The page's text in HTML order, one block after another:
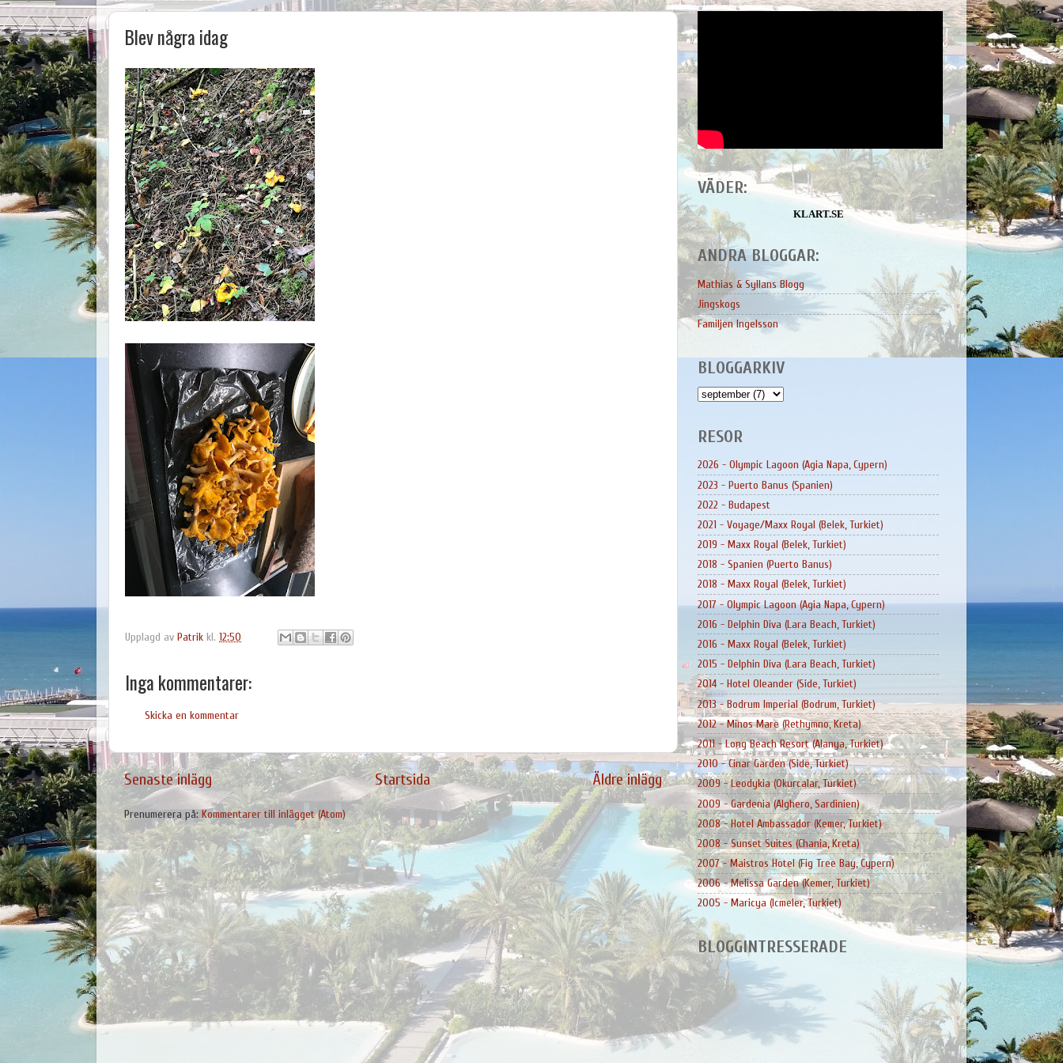
Blev några idag
Upplagd av Patrik kl. 12:50
Inga kommentarer:
Skicka en kommentar
Senaste inlägg Äldre inlägg
Startsida
Prenumerera på: Kommentarer till inlägget (Atom)
VÄDER:
KLART.SE
ANDRA BLOGGAR:
Mathias & Syllans Blogg
Jingskogs
Familjen Ingelsson
BLOGGARKIV
RESOR
2026 - Olympic Lagoon (Agia Napa, Cypern)
2023 - Puerto Banus (Spanien)
2022 - Budapest
2021 - Voyage/Maxx Royal (Belek, Turkiet)
2019 - Maxx Royal (Belek, Turkiet)
2018 - Spanien (Puerto Banus)
2018 - Maxx Royal (Belek, Turkiet)
2017 - Olympic Lagoon (Agia Napa, Cypern)
2016 - Delphin Diva (Lara Beach, Turkiet)
2016 - Maxx Royal (Belek, Turkiet)
2015 - Delphin Diva (Lara Beach, Turkiet)
2014 - Hotel Oleander (Side, Turkiet)
2013 - Bodrum Imperial (Bodrum, Turkiet)
2012 - Minos Mare (Rethymno, Kreta)
2011 - Long Beach Resort (Alanya, Turkiet)
2010 - Cinar Garden (Side, Turkiet)
2009 - Leodykia (Okurcalar, Turkiet)
2009 - Gardenia (Alghero, Sardinien)
2008 - Hotel Ambassador (Kemer, Turkiet)
2008 - Sunset Suites (Chania, Kreta)
2007 - Maistros Hotel (Fig Tree Bay, Cypern)
2006 - Melissa Garden (Kemer, Turkiet)
2005 - Maricya (Icmeler, Turkiet)
BLOGGINTRESSERADE